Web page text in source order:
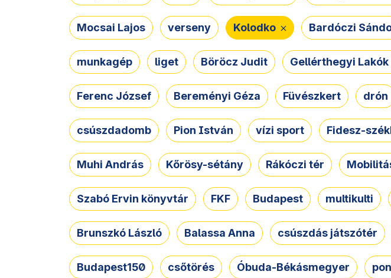
Mocsai Lajos verseny Kolodko Bardóczi
munkagép liget Böröcz Judit Gellérthegyi
Ferenc József Bereményi Géza Füvészkert drón
csúszdadomb Pion István vízi sport Fidesz-
Muhi András Kőrösy-sétány Rákóczi tér
Szabó Ervin könyvtár FKF Budapest multikulti
Brunszkó László Balassa Anna csúszdás játszótér
Budapest150 csőtörés Óbuda-Békásmegyer